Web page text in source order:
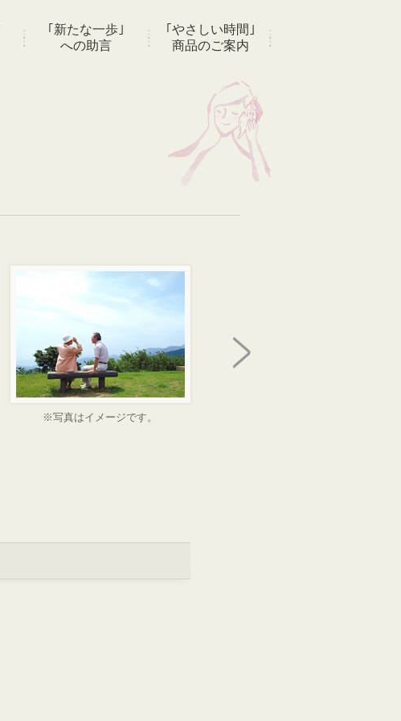
｢新たな一歩｣
への助言
｢やさしい時間｣
商品のご案内
※写真はイメージです。